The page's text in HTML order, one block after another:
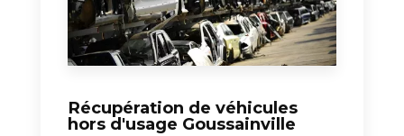
Récupération de véhicules
hors d'usage Goussainville